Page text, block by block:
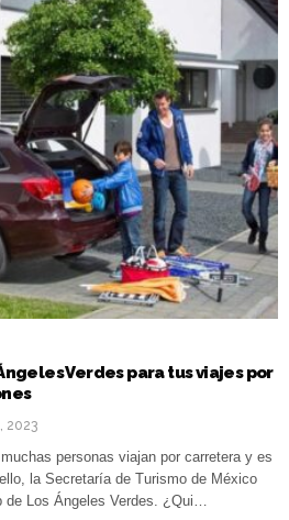
Verdes para tus viajes por
2023
personas viajan por carretera y es
la Secretaría de Turismo de México
Los Ángeles Verdes. ¿Qui…